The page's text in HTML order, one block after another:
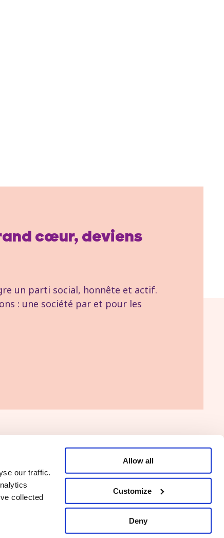
our traffic.
collected
Allow all
Customize
Deny
cœur, deviens
un parti social, honnête et actif.
: une société par et pour les
Naar de PVDA